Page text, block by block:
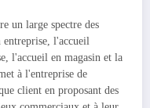
un large spectre des
l'accueil
l'accueil en magasin et la
à l'entreprise de
client en proposant des